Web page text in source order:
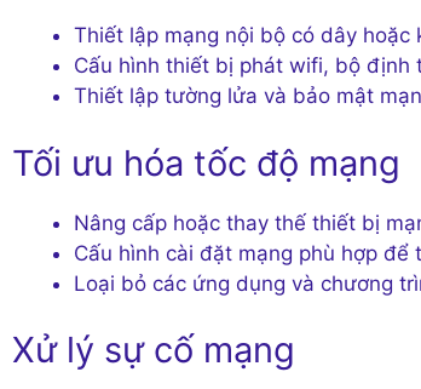
Thiết lập mạng nội bộ có dây hoặc
Cấu hình thiết bị phát wifi, bộ định
Thiết lập tường lửa và bảo mật
Tối ưu hóa tốc độ mạng
Nâng cấp hoặc thay thế thiết bị
Cấu hình cài đặt mạng phù hợp
Loại bỏ các ứng dụng và chương
Xử lý sự cố mạng